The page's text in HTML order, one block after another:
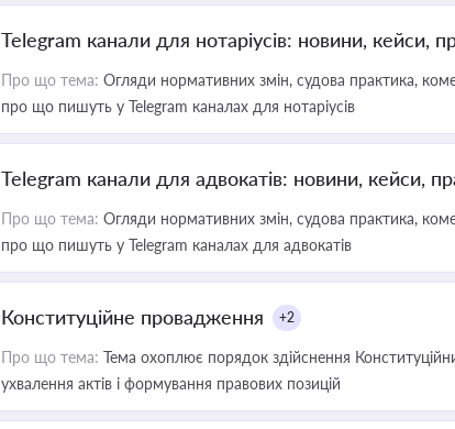
Telegram канали для нотаріусів: новини, кейси,
Про що тема: Огляди нормативних змін, судова практика,
про що пишуть у Telegram каналах для нотаріусів
Telegram канали для адвокатів: новини, кейси,
Про що тема: Огляди нормативних змін, судова практика,
про що пишуть у Telegram каналах для адвокатів
Конституційне провадження +2
Про що тема: Тема охоплює порядок здійснення
ухвалення актів і формування правових позицій